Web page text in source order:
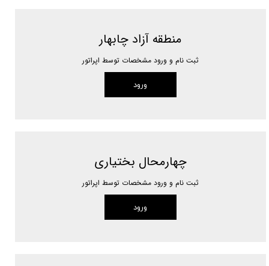
منطقه آزاد چابهار
ثبت نام و ورود مشخصات توسط اپراتور
ورود
چهارمحال بختیاری
ثبت نام و ورود مشخصات توسط اپراتور
ورود